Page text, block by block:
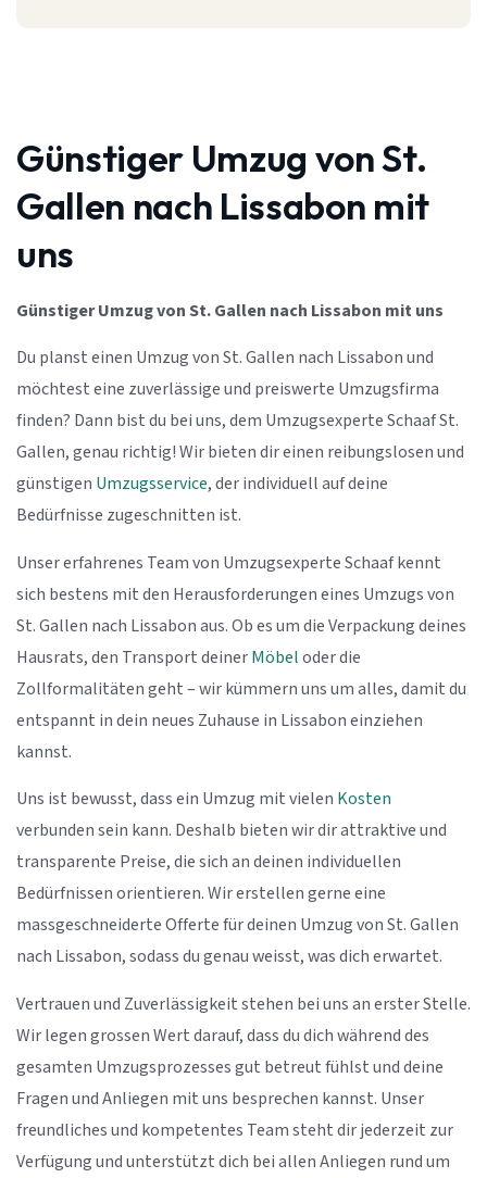
Günstiger Umzug von St.
Gallen nach Lissabon mit
uns
Günstiger Umzug von St. Gallen nach Lissabon mit uns
Du planst einen Umzug von St. Gallen nach Lissabon und
möchtest eine zuverlässige und preiswerte Umzugsfirma
finden? Dann bist du bei uns, dem Umzugsexperte Schaaf St.
Gallen, genau richtig! Wir bieten dir einen reibungslosen und
günstigen Umzugsservice, der individuell auf deine
Bedürfnisse zugeschnitten ist.
Unser erfahrenes Team von Umzugsexperte Schaaf kennt
sich bestens mit den Herausforderungen eines Umzugs von
St. Gallen nach Lissabon aus. Ob es um die Verpackung deines
Hausrats, den Transport deinerMöbeloder die
Zollformalitäten geht – wir kümmern uns um alles, damit du
entspannt in dein neues Zuhause in Lissabon einziehen
kannst.
Uns ist bewusst, dass ein Umzug mit vielen Kosten
verbunden sein kann. Deshalb bieten wir dir attraktive und
transparente Preise, die sich an deinen individuellen
Bedürfnissen orientieren. Wir erstellen gerne eine
massgeschneiderte Offerte für deinen Umzug von St. Gallen
nach Lissabon, sodass du genau weisst, was dich erwartet.
Vertrauen und Zuverlässigkeit stehen bei uns an erster Stelle.
Wir legen grossen Wert darauf, dass du dich während des
gesamten Umzugsprozesses gut betreut fühlst und deine
Fragen und Anliegen mit uns besprechen kannst. Unser
freundliches und kompetentes Team steht dir jederzeit zur
Verfügung und unterstützt dich bei allen Anliegen rund um